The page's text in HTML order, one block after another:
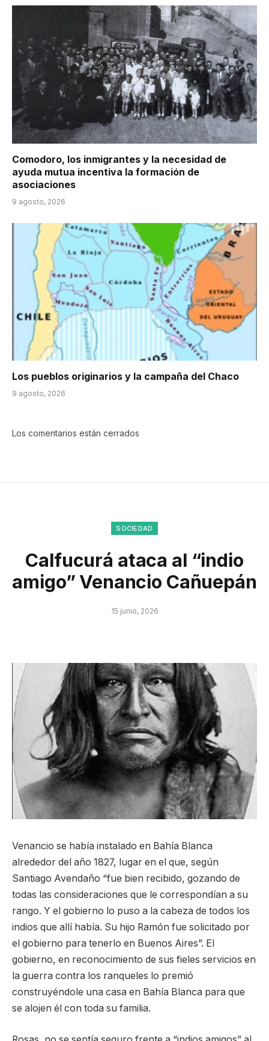
Comodoro, los inmigrantes y la necesidad de
ayuda mutua incentiva la formación de
asociaciones
9 agosto, 2026
Los pueblos originarios y la campaña del Chaco
9 agosto, 2026
Los comentarios están cerrados
SOCIEDAD
Calfucurá ataca al “indio
amigo” Venancio Cañuepán
15 junio, 2026
Venancio se había instalado en Bahía Blanca
alrededor del año 1827, lugar en el que, según
Santiago Avendaño “fue bien recibido, gozando de
todas las consideraciones que le correspondían a su
rango. Y el gobierno lo puso a la cabeza de todos los
indios que allí había. Su hijo Ramón fue solicitado por
el gobierno para tenerlo en Buenos Aires”. El
gobierno, en reconocimiento de sus fieles servicios en
la guerra contra los ranqueles lo premió
construyéndole una casa en Bahía Blanca para que
se alojen él con toda su familia.